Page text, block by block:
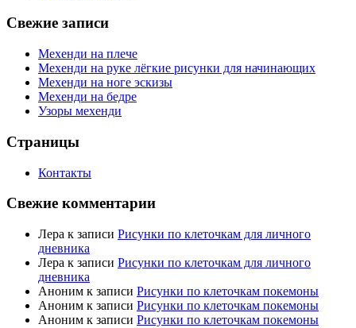
Свежие записи
Мехенди на плече
Мехенди на руке лёгкие рисунки для начинающих
Мехенди на ноге эскизы
Мехенди на бедре
Узоры мехенди
Страницы
Контакты
Свежие комментарии
Лера к записи Рисунки по клеточкам для личного
дневника
Лера к записи Рисунки по клеточкам для личного
дневника
Аноним к записи Рисунки по клеточкам покемоны
Аноним к записи Рисунки по клеточкам покемоны
Аноним к записи Рисунки по клеточкам покемоны